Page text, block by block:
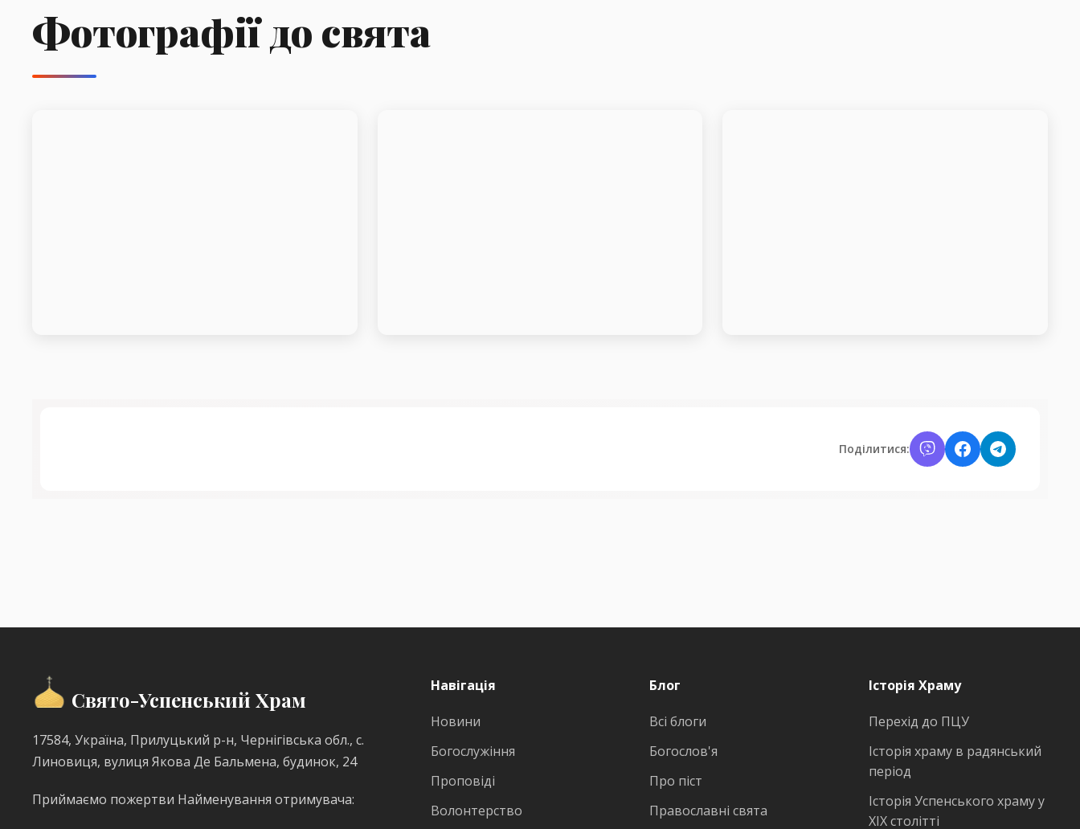
Фотографії до свята
Поділитися:
Свято-Успенський Храм
17584, Україна, Прилуцький р-н, Чернігівська обл., с.
Линовиця, вулиця Якова Де Бальмена, будинок, 24
Приймаємо пожертви Найменування отримувача:
Навігація
Новини
Богослужіння
Проповіді
Волонтерство
Блог
Всі блоги
Богослов'я
Про піст
Православні свята
Історія Храму
Перехід до ПЦУ
Історія храму в радянський
період
Історія Успенського храму у
ХІХ столітті